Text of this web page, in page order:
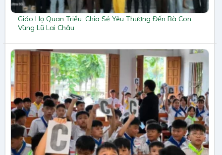
Giáo Họ Quan Triều: Chia Sẻ Yêu Thương Đến Bà Con
Vùng Lũ Lai Châu